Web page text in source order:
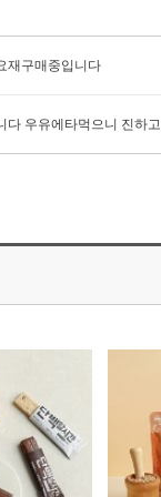
재구매중입니다
다 우유에타먹으니 진하